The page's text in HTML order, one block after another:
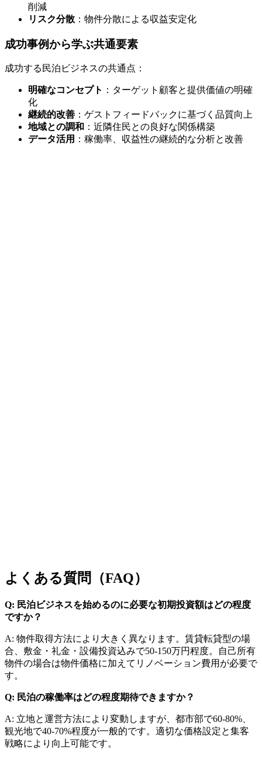
削減
リスク分散 ：物件分散による収益安定化
成功事例から学ぶ共通要素
成功する民泊ビジネスの共通点：
明確なコンセプト ：ターゲット顧客と提供価値の明確
化
継続的改善 ：ゲストフィードバックに基づく品質向上
地域との調和 ：近隣住民との良好な関係構築
データ活用 ：稼働率、収益性の継続的な分析と改善
よくある質問（FAQ）
Q: 民泊ビジネスを始めるのに必要な初期投資額はどの程度
ですか？
A: 物件取得方法により大きく異なります。賃貸転貸型の場
合、敷金・礼金・設備投資込みで50-150万円程度。自己所有
物件の場合は物件価格に加えてリノベーション費用が必要で
す。
Q: 民泊の稼働率はどの程度期待できますか？
A: 立地と運営方法により変動しますが、都市部で60-80%、
観光地で40-70%程度が一般的です。適切な価格設定と集客
戦略により向上可能です。